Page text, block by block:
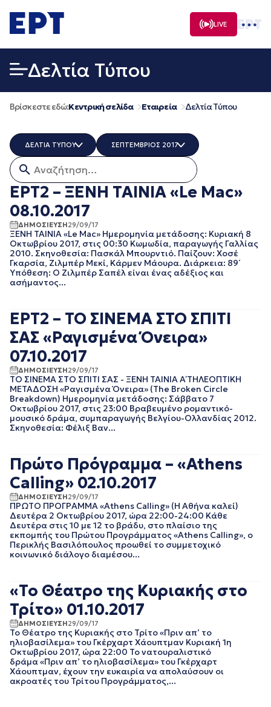
σε
περιεχόμενο
LIVE
Δελτία Τύπου
Βρίσκεστε εδώ:Κεντρική σελίδα Εταιρεία Δελτία Τύπου
ΔΕΛΤΙΑ ΤΥΠΟΥ
ERT COSMOS
ERTECHO
ERTFLIX
EUROVISION - EBU
EΡΤ1
EΡΤ2 ΣΠΟΡ
EΡΤ3
EΡΤNEWS
ΑΘΛΗΤΙΚΑ
ΓΕΝΙΚΗ
ΚΙΝΗΜΑΤΟΓΡΑΦΙΚΕΣ
ΤΑΙΝΙΕΣ
ΠΟΛΙΤΙΚΗ
ΠΟΛΙΤΙΣΜΟΣ
ΡΑΔΙΟΦΩΝΟ
ΤΗΛΕΟΡΑΣΗ
ΣΕΠΤΕΜΒΡΙΟΣ 2017
ΜΑΡΤΙΟΣ 2026
ΔΕΚΕΜΒΡΙΟΣ 2025
ΣΕΠΤΕΜΒΡΙΟΣ 2025
ΑΥΓΟΥΣΤΟΣ 2025
ΙΟΥΛΙΟΣ 2025
ΙΟΥΝΙΟΣ 2025
ΦΕΒΡΟΥΑΡΙΟΣ 2025
ΙΑΝΟΥΑΡΙΟΣ 2025
ΣΕΠΤΕΜΒΡΙΟΣ 2024
ΑΥΓΟΥΣΤΟΣ 2024
ΙΟΥΛΙΟΣ 2024
ΙΟΥΝΙΟΣ 2024
ΜΑΡΤΙΟΣ 2024
ΦΕΒΡΟΥΑΡΙΟΣ 2024
ΙΑΝΟΥΑΡΙΟΣ 2024
ΝΟΕΜΒΡΙΟΣ 2023
ΟΚΤΩΒΡΙΟΣ 2023
ΣΕΠΤΕΜΒΡΙΟΣ 2023
ΑΥΓΟΥΣΤΟΣ 2023
ΜΑΙΟΣ 2023
ΑΠΡΙΛΙΟΣ 2023
ΜΑΡΤΙΟΣ 2023
ΦΕΒΡΟΥΑΡΙΟΣ 2023
ΙΑΝΟΥΑΡΙΟΣ 2023
ΔΕΚΕΜΒΡΙΟΣ 2022
ΝΟΕΜΒΡΙΟΣ 2022
ΟΚΤΩΒΡΙΟΣ 2022
Αναζήτηση για:
ΕΡΤ2 – ΞΕΝΗ ΤΑΙΝΙΑ «Le Μac»
08.10.2017
ΔΗΜΟΣΙΕΥΣΗ29/09/17
ΞΕΝΗ ΤΑΙΝΙΑ «Le Mac» Ημερομηνία μετάδοσης: Κυριακή 8
Οκτωβρίου 2017, στις 00:30 Κωμωδία, παραγωγής Γαλλίας
2010. Σκηνοθεσία: Πασκάλ Μπουρντιό. Παίζουν: Χοσέ
Γκαρσία, Ζιλμπέρ Μεκί, Κάρμεν Μάουρα. Διάρκεια: 89΄
Υπόθεση: Ο Ζιλμπέρ Σαπέλ είναι ένας αδέξιος και
ασήμαντος...
ΕΡΤ2 – ΤΟ ΣΙΝΕΜΑ ΣΤΟ ΣΠΙΤΙ
ΣΑΣ «Ραγισμένα Όνειρα»
07.10.2017
ΔΗΜΟΣΙΕΥΣΗ29/09/17
ΤΟ ΣΙΝΕΜΑ ΣΤΟ ΣΠΙΤΙ ΣΑΣ - ΞΕΝΗ ΤΑΙΝΙΑ Α΄ ΤΗΛΕΟΠΤΙΚΗ
ΜΕΤΑΔΟΣΗ «Ραγισμένα Όνειρα» (The Broken Circle
Breakdown) Ημερομηνία μετάδοσης: Σάββατο 7
Οκτωβρίου 2017, στις 23:00 Βραβευμένο ρομαντικό-
μουσικό δράμα, συμπαραγωγής Βελγίου-Ολλανδίας 2012.
Σκηνοθεσία: Φέλιξ Βαν...
Πρώτο Πρόγραμμα – «Athens
Calling» 02.10.2017
ΔΗΜΟΣΙΕΥΣΗ29/09/17
ΠΡΩΤΟ ΠΡΟΓΡΑΜΜΑ «Athens Calling» (Η Αθήνα καλεί)
Δευτέρα 2 Οκτωβρίου 2017, ώρα 22:00-24:00 Κάθε
Δευτέρα στις 10 με 12 το βράδυ, στο πλαίσιο της
εκπομπής του Πρώτου Προγράμματος «Athens Calling», ο
Περικλής Βασιλόπουλος προωθεί το συμμετοχικό
κοινωνικό διάλογο διαμέσου...
«Το Θέατρο της Κυριακής στο
Τρίτο» 01.10.2017
ΔΗΜΟΣΙΕΥΣΗ29/09/17
Το Θέατρο της Κυριακής στο Τρίτο «Πριν απ’ το
ηλιοβασίλεμα» του Γκέρχαρτ Χάουπτμαν Κυριακή 1η
Οκτωβρίου 2017, ώρα 22:00 Το νατουραλιστικό
δράμα «Πριν απ’ το ηλιοβασίλεμα» του Γκέρχαρτ
Χάουπτμαν, έχουν την ευκαιρία να απολαύσουν οι
ακροατές του Τρίτου Προγράμματος,...